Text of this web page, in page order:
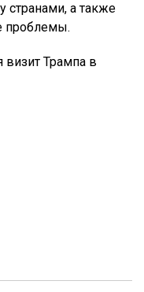
странами, а также
проблемы.
визит Трампа в